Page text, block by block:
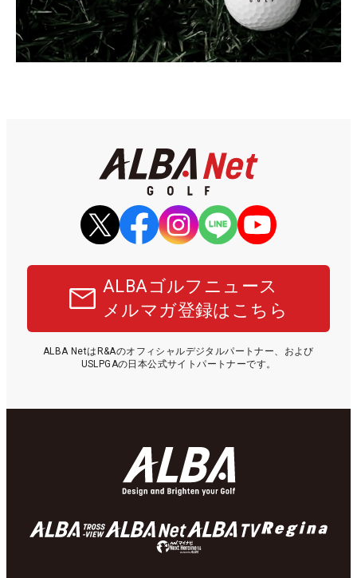
ALBAゴルフニュース
メルマガ登録はこちら
ALBA NetはR&Aのオフィシャルデジタルパートナー、および
USLPGAの日本公式サイトパートナーです。